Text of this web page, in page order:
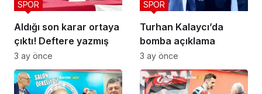
Aldığı son karar ortaya
çıktı! Deftere yazmış
SPOR
3 ay önce
Turhan Kalaycı’da
bomba açıklama
SPOR
3 ay önce